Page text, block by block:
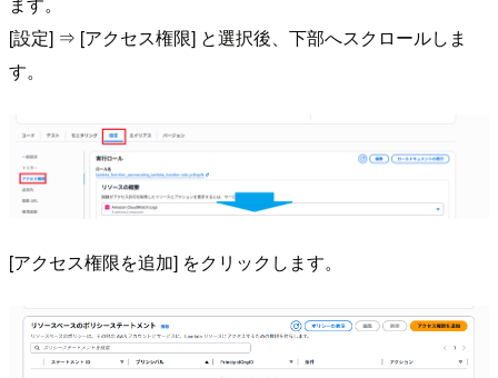
[設定] ⇒ [アクセス権限] と選択後、下部へスクロールしま
す。
[アクセス権限を追加] をクリックします。